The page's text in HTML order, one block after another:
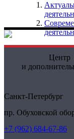
Центр
и
Санкт-Петербург
пр. Обуховской
+7 (962) 684-67-86